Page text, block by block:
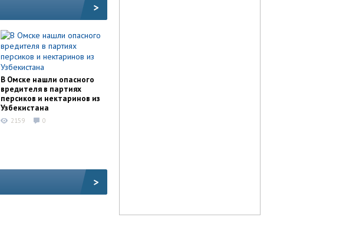
>
В Омске нашли опасного
вредителя в партиях
персиков и нектаринов из
Узбекистана
2159 0
>